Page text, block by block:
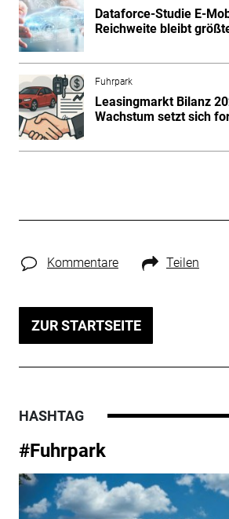
Dataforce-Studie E-
Reichweite bleibt
Fuhrpark
Leasingmarkt Bilanz
Wachstum setzt sich
Kommentare Teilen
ZUR STARTSEITE
HASHTAG
#Fuhrpark